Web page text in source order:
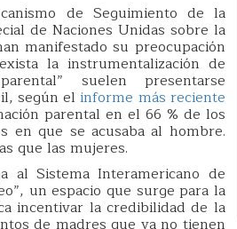
de Seguimiento de la
de Naciones Unidas sobre la
manifestado su preocupación
la instrumentalización de
suelen presentarse
según el informe más reciente
parental en el 66 % de los
en que se acusaba al hombre.
que las mujeres.
al Sistema Interamericano de
un espacio que surge para la
incentivar la credibilidad de la